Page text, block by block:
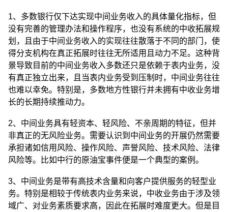
1、多数银行仅下达实现中间业务收入的具体量化指标，但
没有完善的管理办法和操作程序，也没有系统的中收拓展规
划，且由于中间业务收入的实现往往散落于不同的部门，使
得分支机构在真正拓展时往往无所适用且动力不足。这种背
景导致目前的中间业务收入多数还只是依赖于表内业务，没
有真正独立出来，且当表内业务受到压制时，中间业务往往
也难以幸免。特别是，多数地方性银行并未拥有中收业务增
长的长期持续推动力。
2、中间业务具有轻资本、轻风险、不亲周期的特征，但并
非真正的无风险业务。需要认识到中间业务的开展仍然需要
承担诸如信用风险、操作风险、声誉风险、技术风险、法律
风险等。比如中行的原油宝事件便是一个典型的案例。
3、中间业务是带有高技术含量和向客户提供服务的轻型业
务。特别是相较于传统表内业务来说，中收业务由于涉及领
域广、对业务素质要求高，因此在拓展时难度更大。但是目